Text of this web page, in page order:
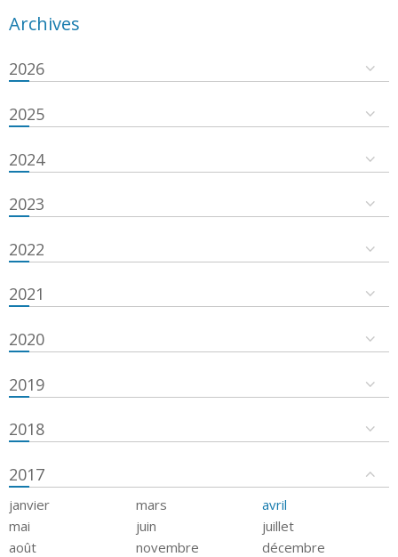
Archives
2026
2025
2024
2023
2022
2021
2020
2019
2018
2017
janvier mars
avril
mai
juin
juillet
août
novembre décembre